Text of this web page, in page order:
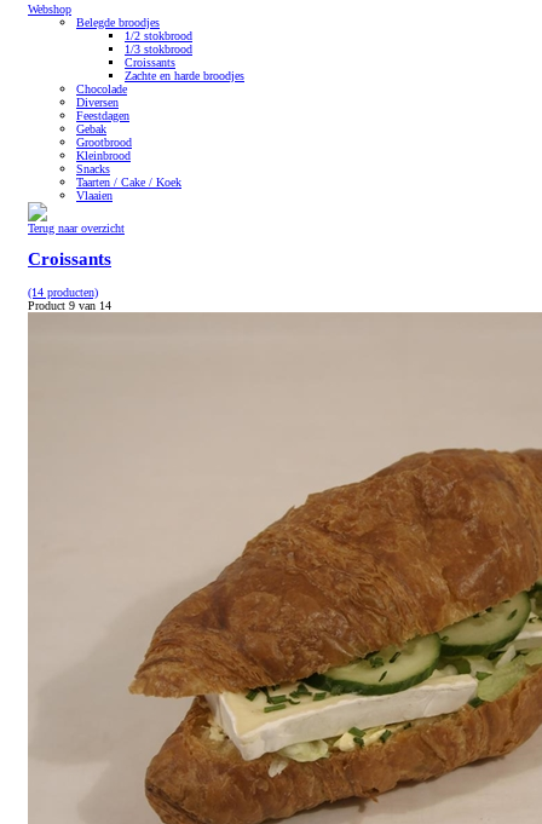
Webshop
Belegde broodjes
1/2 stokbrood
1/3 stokbrood
Croissants
Zachte en harde broodjes
Chocolade
Diversen
Feestdagen
Gebak
Grootbrood
Kleinbrood
Snacks
Taarten / Cake / Koek
Vlaaien
Terug naar overzicht
Croissants
(14 producten)
Product 9 van 14